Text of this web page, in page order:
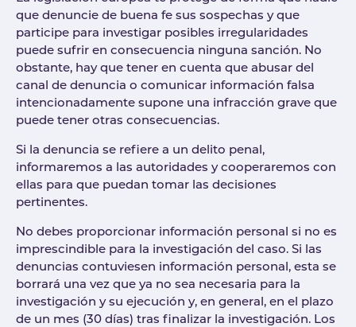
que denuncie de buena fe sus sospechas y que
participe para investigar posibles irregularidades
puede sufrir en consecuencia ninguna sanción. No
obstante, hay que tener en cuenta que abusar del
canal de denuncia o comunicar información falsa
intencionadamente supone una infracción grave que
puede tener otras consecuencias.
Si la denuncia se refiere a un delito penal,
informaremos a las autoridades y cooperaremos con
ellas para que puedan tomar las decisiones
pertinentes.
No debes proporcionar información personal si no es
imprescindible para la investigación del caso. Si las
denuncias contuviesen información personal, esta se
borrará una vez que ya no sea necesaria para la
investigación y su ejecución y, en general, en el plazo
de un mes (30 días) tras finalizar la investigación. Los